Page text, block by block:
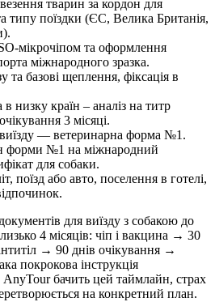
тварин за кордон для
типу поїздки (ЄС, Велика Британія,
мікрочіпом та оформлення
міжнародного зразка.
та базові щеплення, фіксація в
низку країн – аналіз на титр
3 місяці.
виїзду — ветеринарна форма №1.
форми №1 на міжнародний
для собаки.
поїзд або авто, поселення в готелі,
для виїзду з собакою до
4 місяців: чіп і вакцина → 30
→ 90 днів очікування →
покрокова інструкція
AnyTour бачить цей таймлайн, страх
на конкретний план.